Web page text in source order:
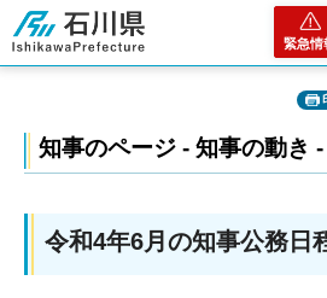
石川県
緊急情
知事のページ - 知事の動き
令和4年6月の知事公務日